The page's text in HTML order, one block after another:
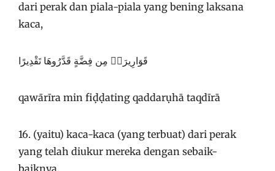
dari perak dan piala-piala yang bening laksana
kaca,
قَوَارِيرَا۟ مِن فِضَّةٍ قَدَّرُوهَا تَقْدِيرًا
qawārīra min fiḍḍating qaddarụhā taqdīrā
16. (yaitu) kaca-kaca (yang terbuat) dari perak
yang telah diukur mereka dengan sebaik-
baiknya.